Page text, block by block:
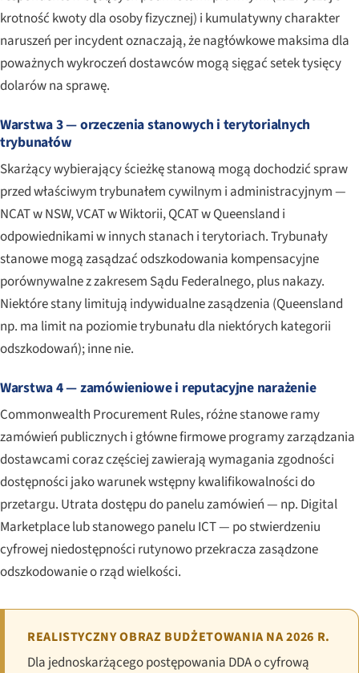
krotność kwoty dla osoby fizycznej) i kumulatywny charakter
naruszeń per incydent oznaczają, że nagłówkowe maksima dla
poważnych wykroczeń dostawców mogą sięgać setek tysięcy
dolarów na sprawę.
Warstwa 3 — orzeczenia stanowych i terytorialnych
trybunałów
Skarżący wybierający ścieżkę stanową mogą dochodzić spraw
przed właściwym trybunałem cywilnym i administracyjnym —
NCAT w NSW, VCAT w Wiktorii, QCAT w Queensland i
odpowiednikami w innych stanach i terytoriach. Trybunały
stanowe mogą zasądzać odszkodowania kompensacyjne
porównywalne z zakresem Sądu Federalnego, plus nakazy.
Niektóre stany limitują indywidualne zasądzenia (Queensland
np. ma limit na poziomie trybunału dla niektórych kategorii
odszkodowań); inne nie.
Warstwa 4 — zamówieniowe i reputacyjne narażenie
Commonwealth Procurement Rules, różne stanowe ramy
zamówień publicznych i główne firmowe programy zarządzania
dostawcami coraz częściej zawierają wymagania zgodności
dostępności jako warunek wstępny kwalifikowalności do
przetargu. Utrata dostępu do panelu zamówień — np. Digital
Marketplace lub stanowego panelu ICT — po stwierdzeniu
cyfrowej niedostępności rutynowo przekracza zasądzone
odszkodowanie o rząd wielkości.
REALISTYCZNY OBRAZ BUDŻETOWANIA NA 2026 R.
Dla jednoskarżącego postępowania DDA o cyfrową